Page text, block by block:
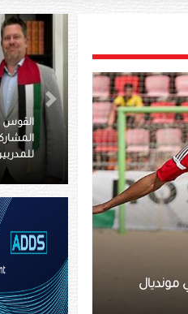
الأكثر قراءة
والسهم يستعرض نتائج
الآسيوية وينظم ورشة
Previous